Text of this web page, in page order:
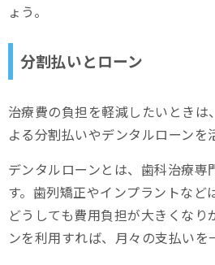
ょう。
分割払いとローン
治療費の負担を軽減したいときは
よる分割払いやデンタルローンを
デンタルローンとは、歯科治療専
す。歯列矯正やインプラントなど
どうしても費用負担が大きくなり
ンを利用すれば、月々の支払いを